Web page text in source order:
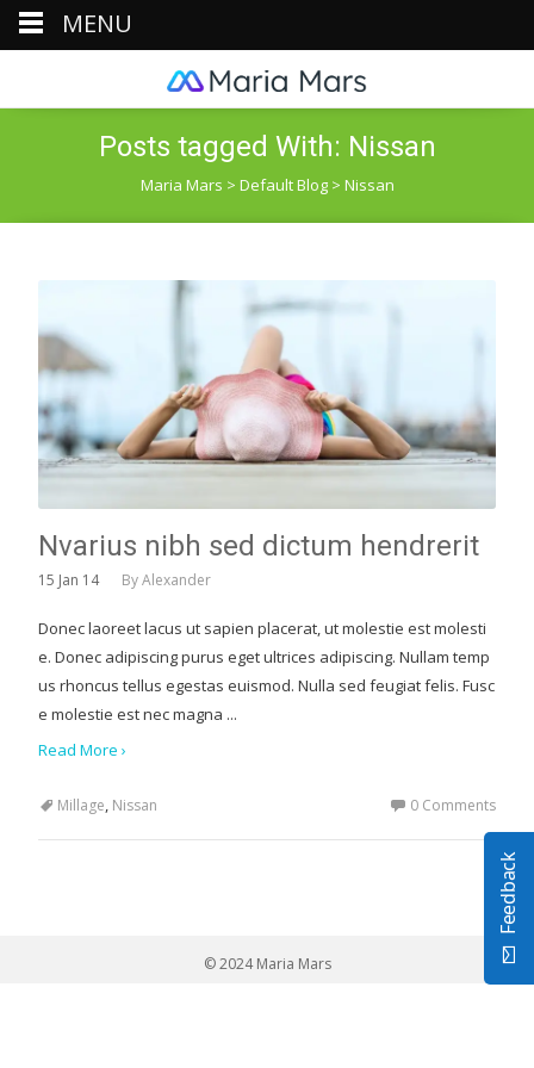
Posts tagged With: Nissan
Maria Mars > Default Blog> Nissan
Nvarius nibh sed dictum hendrerit
15 Jan 14 ByAlexander
Donec laoreet lacus ut sapien placerat, ut molestie est molesti
e. Donec adipiscing purus eget ultrices adipiscing. Nullam temp
us rhoncus tellus egestas euismod. Nulla sed feugiat felis. Fusc
e molestie est nec magna ...
Read More ›
Millage, Nissan 0 Comments
© 2024 Maria Mars
Feedback
MENU